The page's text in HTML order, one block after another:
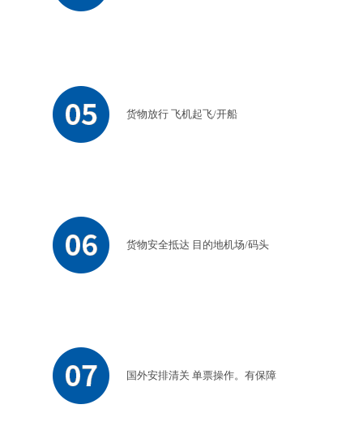
货物放行 飞机起飞/开船
货物安全抵达 目的地机场/码头
国外安排清关 单票操作。有保障